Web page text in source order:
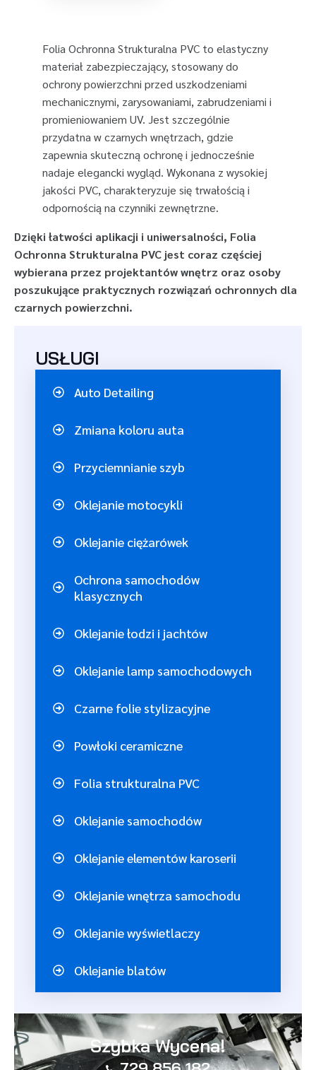
USŁUGI
Auto Detailing
Zmiana koloru auta
Przyciemnianie szyb
Oklejanie motocykli
Oklejanie ciężarówek
Ochrona samochodów
klasycznych
Oklejanie łodzi i jachtów
Oklejanie lamp samochodowych
Czarne folie stylizacyjne
Powłoki ceramiczne
Folia strukturalna PVC
Oklejanie samochodów
Oklejanie elementów karoserii
Oklejanie wnętrza samochodu
Oklejanie wyświetlaczy
Oklejanie blatów
Szybka Wycena!
Folia Ochronna Strukturalna PVC to elastyczny
materiał zabezpieczający, stosowany do
ochrony powierzchni przed uszkodzeniami
mechanicznymi, zarysowaniami, zabrudzeniami i
promieniowaniem UV. Jest szczególnie
przydatna w czarnych wnętrzach, gdzie
zapewnia skuteczną ochronę i jednocześnie
nadaje elegancki wygląd. Wykonana z wysokiej
jakości PVC, charakteryzuje się trwałością i
odpornością na czynniki zewnętrzne.
Dzięki łatwości aplikacji i uniwersalności, Folia
Ochronna Strukturalna PVC jest coraz częściej
wybierana przez projektantów wnętrz oraz osoby
poszukujące praktycznych rozwiązań ochronnych dla
czarnych powierzchni.